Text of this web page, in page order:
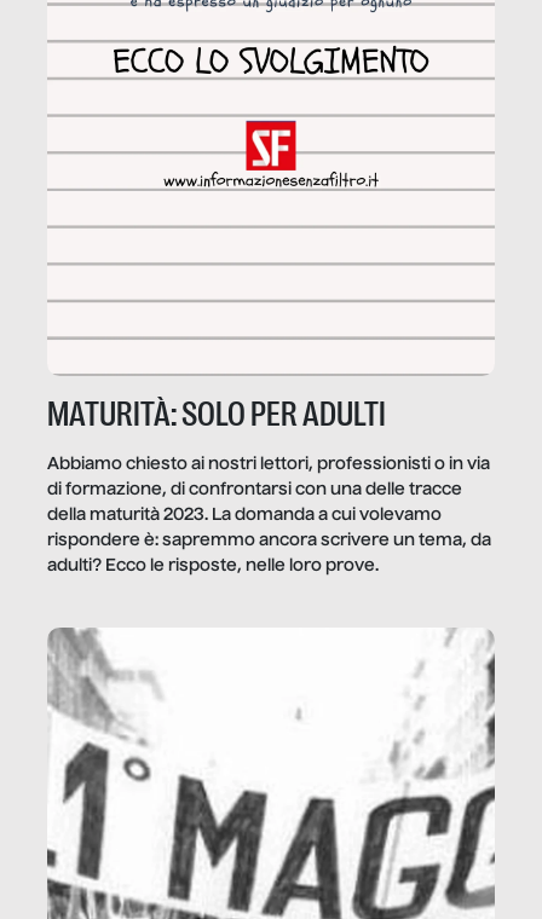
MATURITÀ: SOLO PER ADULTI
Abbiamo chiesto ai nostri lettori, professionisti o in via
di formazione, di confrontarsi con una delle tracce
della maturità 2023. La domanda a cui volevamo
rispondere è: sapremmo ancora scrivere un tema, da
adulti? Ecco le risposte, nelle loro prove.